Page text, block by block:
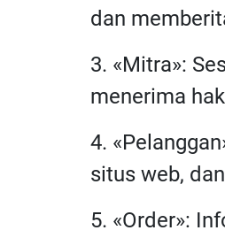
dan
3. «Mitra»:
menerima
4.
situs web,
5. «Order»: